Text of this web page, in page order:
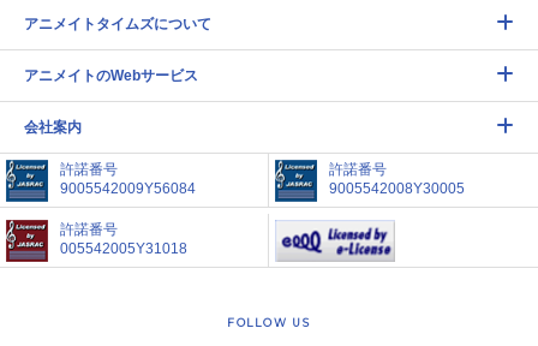
アニメイトタイムズについて
アニメイトのWebサービス
会社案内
許諾番号
9005542009Y56084
許諾番号
9005542008Y30005
許諾番号
005542005Y31018
FOLLOW US